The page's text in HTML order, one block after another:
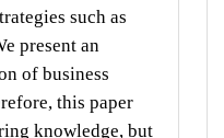
such as
present an
of business
this paper
knowledge, but